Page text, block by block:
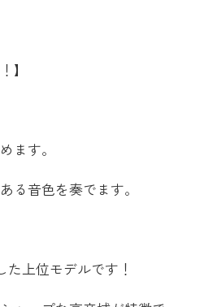
】
ます。
る音色を奏でます。
上位モデルです！